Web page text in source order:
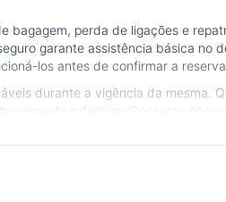
bagagem, perda de ligações e
garante assistência básica
los antes de confirmar a
durante a vigência da mesma.
referidas. Desconto não